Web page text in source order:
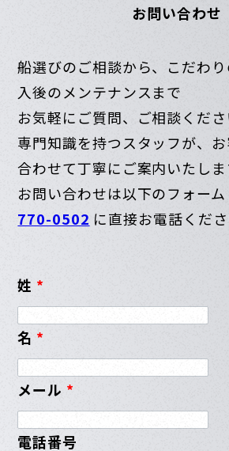
お問い合わせ
船選びのご相談から、こだわ
入後のメンテナンスまで
お気軽にご質問、ご相談くだ
専門知識を持つスタッフが、
合わせて丁寧にご案内いたしま
お問い合わせは以下のフォー
770-0502 に直接お電話くださ
姓 *
名 *
メール *
電話番号